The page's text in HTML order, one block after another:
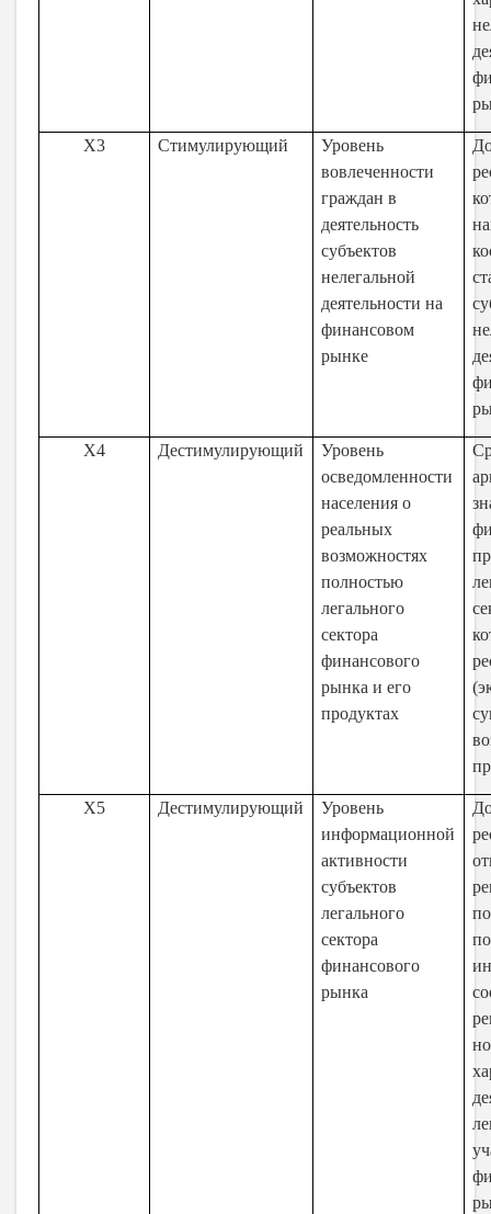
X3 Стимулирующий
Уровень
вовлеченности
граждан в
деятельность
субъектов
нелегальной
деятельности на
финансовом
рынке
X4 Дестимулирующий
Уровень
осведомленности
населения о
реальных
возможностях
полностью
легального
сектора
финансового
рынка и его
продуктах
X5 Дестимулирующий
Уровень
информационной
активности
субъектов
легального
сектора
финансового
рынка